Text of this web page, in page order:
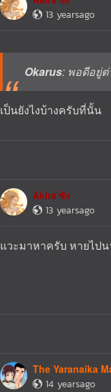
13 yearsago
Okarus: พอดีอยู่ต่
เป็นยังไงบ้างครับที่นั้น
Akira'ซัง
13 yearsago
แวะมาหาครับ หายไปน
The Yaranaika
14 yearsago